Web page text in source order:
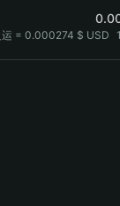
运 = 0.000274 $ USD